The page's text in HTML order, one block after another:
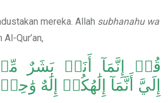
mereka. Allah subhanahu wa
Qur’an,
قُلۡ إِنَّمَآ أَنَا۠ بَشَرٌ
إِلَيَّ أَنَّمَآ إِلَٰهُكُمۡ إِلَٰهٌ